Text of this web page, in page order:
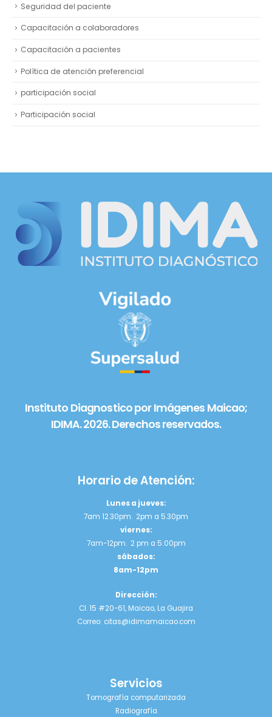
Seguridad del paciente
Capacitación a colaboradores
Capacitación a pacientes
Política de atención preferencial
participación social
Participación social
Instituto Diagnostico por Imágenes Maicao;
IDIMA. 2026. Derechos reservados.
Horario de Atención:
Lunes a jueves:
7am 12.30pm. 2pm a 5.30pm
viernes:
7am-12pm. 2 pm a 5:00pm
sábados:
8am-12pm
Dirección:
Cl. 15 #20-61, Maicao, La Guajira
Correo: citas@idimamaicao.com
Servicios
Tomografía computarizada
Radiografía